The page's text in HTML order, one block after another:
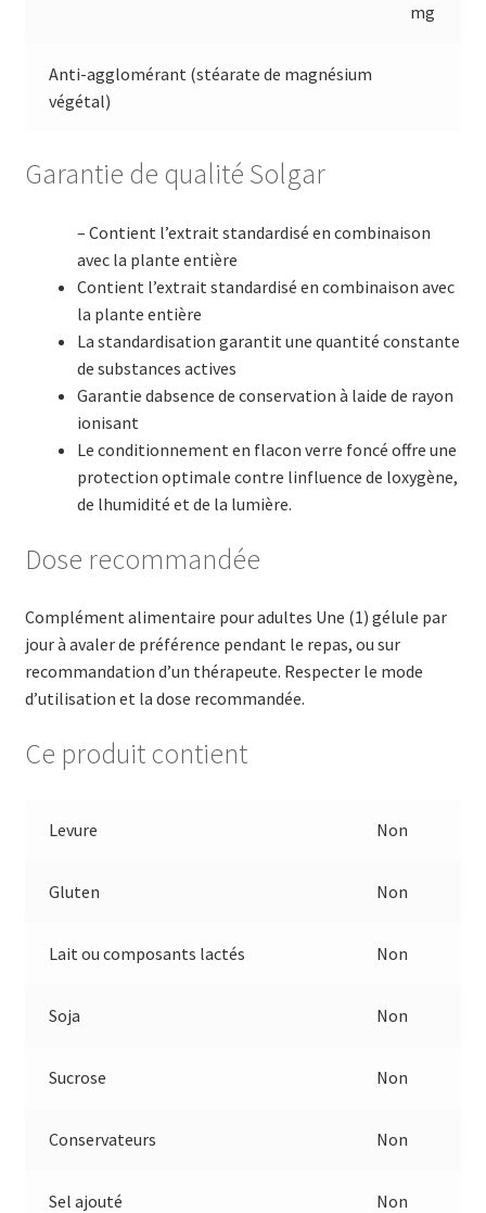
mg
Anti-agglomérant (stéarate de magnésium
végétal)
Garantie de qualité Solgar
– Contient l’extrait standardisé en combinaison
avec la plante entière
Contient l’extrait standardisé en combinaison avec
la plante entière
La standardisation garantit une quantité constante
de substances actives
Garantie dabsence de conservation à laide de rayon
ionisant
Le conditionnement en flacon verre foncé offre une
protection optimale contre linfluence de loxygène,
de lhumidité et de la lumière.
Dose recommandée
Complément alimentaire pour adultes Une (1) gélule par
jour à avaler de préférence pendant le repas, ou sur
recommandation d’un thérapeute. Respecter le mode
d’utilisation et la dose recommandée.
Ce produit contient
Levure Non
Gluten Non
Lait ou composants lactés Non
Soja Non
Sucrose Non
Conservateurs Non
Sel ajouté Non